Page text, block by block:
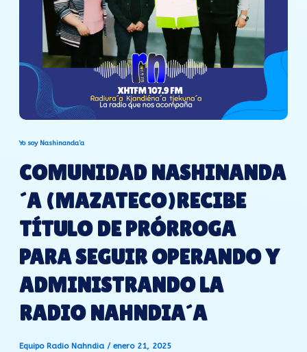
Yo soy Nashinanda’a
COMUNIDAD NASHINANDA
´A (MAZATECO)RECIBE
TÍTULO DE PRÓRROGA
PARA SEGUIR OPERANDO Y
ADMINISTRANDO LA
RADIO NAHNDIA´A
Equipo Radio Nahndia / enero 21, 2025